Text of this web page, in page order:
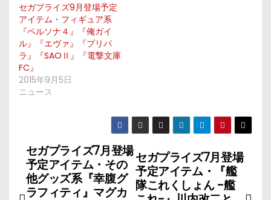
セガプライズ9月登場予定
アイテム・フィギュア系
『ペルソナ４』『俺ガイ
ル』『エヴァ』『プリパ
ラ』『SAOⅡ』『電撃文庫
FC』
2015年9月5日
ニュース
投
稿
セガプライズ7月登場
予定アイテム・『艦
隊これくしょん -艦
セガプライズ7月登場
予定アイテム・その
他グッズ系『幸腹グ
ラフィティ』マグカ